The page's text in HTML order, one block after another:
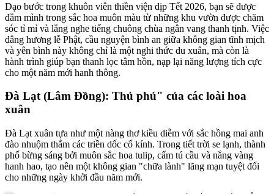
Dạo bước trong khuôn viên thiền viện dịp Tết 2026, bạn sẽ được
đắm mình trong sắc hoa muôn màu từ những khu vườn được chăm
sóc tỉ mỉ và lắng nghe tiếng chuông chùa ngân vang thanh tịnh. Việc
dâng hương lễ Phật, cầu nguyện bình an giữa không gian tĩnh mịch
và yên bình này không chỉ là một nghi thức du xuân, mà còn là
hành trình giúp bạn thanh lọc tâm hồn, nạp lại năng lượng tích cực
cho một năm mới hanh thông.
Đà Lạt (Lâm Đồng): Thủ phủ" của các loài hoa
xuân
Đà Lạt xuân tựa như một nàng thơ kiều diễm với sắc hồng mai anh
đào nhuộm thắm các triền dốc cổ kính. Trong tiết trời se lạnh, thành
phố bừng sáng bởi muôn sắc hoa tulip, cẩm tú cầu và nắng vàng
hanh hao, tạo nên một không gian "chữa lành" lãng mạn tuyệt đối
cho những ngày khởi đầu năm mới.